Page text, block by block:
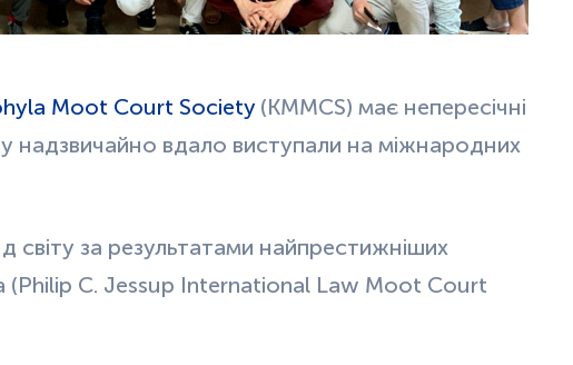
Moot Court Society(KMMCS) має непересічні
надзвичайно вдало виступали на міжнародних
світу за результатами найпрестижніших
(Philip C. Jessup International Law Moot Court